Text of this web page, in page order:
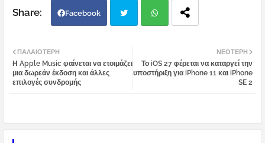
Facebook
tter atsa
ΝΕΌΤΕΡΗ
Το iOS 27 φέρεται να καταργεί την
υποστήριξη για iPhone 11 και iPhone
SE 2
ΠΑΛΑΙΌΤΕΡΗ
Η Apple Music φαίνεται να ετοιμάζει
μια δωρεάν έκδοση και άλλες
επιλογές συνδρομής